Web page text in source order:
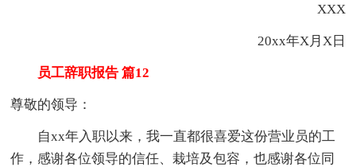
XXX
20xx年X月X日
员工辞职报告 篇12
尊敬的领导：
自xx年入职以来，我一直都很喜爱这份营业员的工
作，感谢各位领导的信任、栽培及包容，也感谢各位同